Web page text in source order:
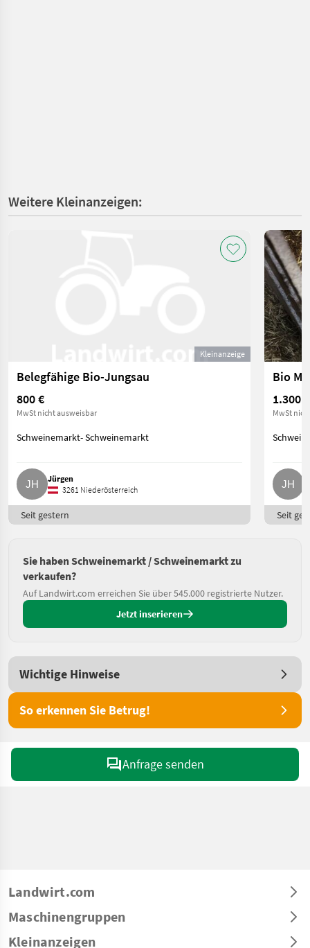
Weitere Kleinanzeigen:
Kleinanzeige
Belegfähige Bio-Jungsau
800 €
MwSt nicht ausweisbar
Schweinemarkt- Schweinemarkt
Jürgen
3261 Niederösterreich
Seit gestern
1.300 €
MwSt
Seit
Sie haben Schweinemarkt / Schweinemarkt zu
verkaufen?
Auf Landwirt.com erreichen Sie über 545.000 registrierte Nutzer.
Jetzt inserieren
Wichtige Hinweise
So erkennen Sie Betrug!
Anfrage senden
Landwirt.com
Maschinengruppen
Kleinanzeigen